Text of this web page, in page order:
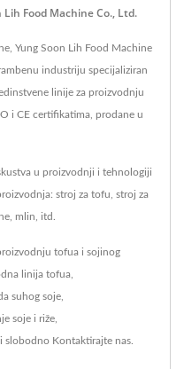
Food Machine Co., Ltd.
Yung Soon Lih Food Machine
industriju specijaliziran
linije za proizvodnju
i CE certifikatima, prodane u
u proizvodnji i tehnologiji
stroj za tofu, stroj za
mlin, itd.
tofua i sojinog
linija tofua
suhog soje
soje i riže
i slobodno Kontaktirajte nas